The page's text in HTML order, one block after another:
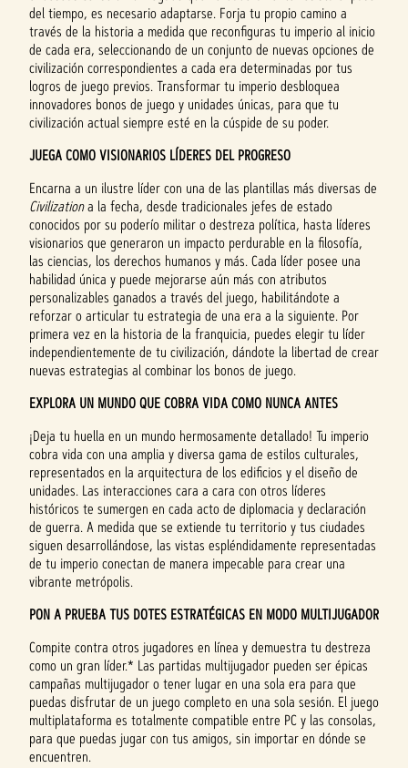
del tiempo, es necesario adaptarse. Forja tu propio camino a
través de la historia a medida que reconfiguras tu imperio al inicio
de cada era, seleccionando de un conjunto de nuevas opciones de
civilización correspondientes a cada era determinadas por tus
logros de juego previos. Transformar tu imperio desbloquea
innovadores bonos de juego y unidades únicas, para que tu
civilización actual siempre esté en la cúspide de su poder.
JUEGA COMO VISIONARIOS LÍDERES DEL PROGRESO
Encarna a un ilustre líder con una de las plantillas más diversas de
Civilizationa la fecha, desde tradicionales jefes de estado
conocidos por su poderío militar o destreza política, hasta líderes
visionarios que generaron un impacto perdurable en la filosofía,
las ciencias, los derechos humanos y más. Cada líder posee una
habilidad única y puede mejorarse aún más con atributos
personalizables ganados a través del juego, habilitándote a
reforzar o articular tu estrategia de una era a la siguiente. Por
primera vez en la historia de la franquicia, puedes elegir tu líder
independientemente de tu civilización, dándote la libertad de crear
nuevas estrategias al combinar los bonos de juego.
EXPLORA UN MUNDO QUE COBRA VIDA COMO NUNCA ANTES
¡Deja tu huella en un mundo hermosamente detallado! Tu imperio
cobra vida con una amplia y diversa gama de estilos culturales,
representados en la arquitectura de los edificios y el diseño de
unidades. Las interacciones cara a cara con otros líderes
históricos te sumergen en cada acto de diplomacia y declaración
de guerra. A medida que se extiende tu territorio y tus ciudades
siguen desarrollándose, las vistas espléndidamente representadas
de tu imperio conectan de manera impecable para crear una
vibrante metrópolis.
PON A PRUEBA TUS DOTES ESTRATÉGICAS EN MODO MULTIJUGADOR
Compite contra otros jugadores en línea y demuestra tu destreza
como un gran líder.* Las partidas multijugador pueden ser épicas
campañas multijugador o tener lugar en una sola era para que
puedas disfrutar de un juego completo en una sola sesión. El juego
multiplataforma es totalmente compatible entre PC y las consolas,
para que puedas jugar con tus amigos, sin importar en dónde se
encuentren.